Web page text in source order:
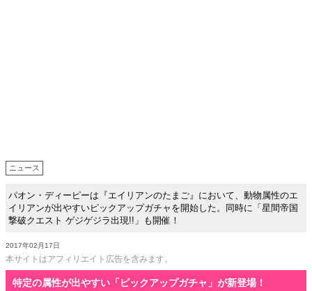
ニュース
パオン・ディーピーは『エイリアンのたまご』において、動物属性のエ
イリアンが出やすいピックアップガチャを開始した。同時に「星間帝国
撃破クエスト ゲジゲジラ出現!!」も開催！
2017年02月17日
本サイトはアフィリエイト広告を含みます。
特定の属性が出やすい「ピックアップガチャ」が新登場！